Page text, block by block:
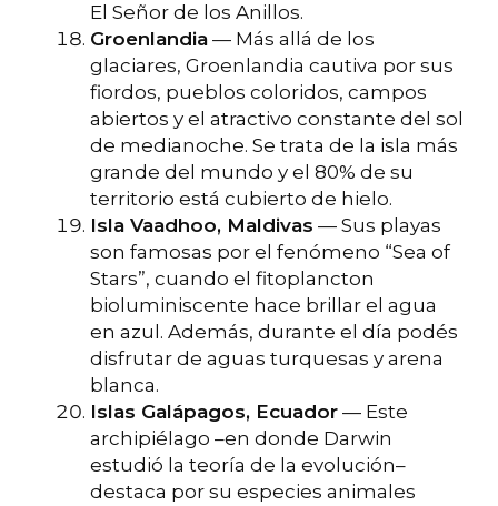
El Señor de los Anillos.
Groenlandia — Más allá de los
glaciares, Groenlandia cautiva por sus
fiordos, pueblos coloridos, campos
abiertos y el atractivo constante del sol
de medianoche. Se trata de la isla más
grande del mundo y el 80% de su
territorio está cubierto de hielo.
Isla Vaadhoo, Maldivas — Sus playas
son famosas por el fenómeno “Sea of
Stars”, cuando el fitoplancton
bioluminiscente hace brillar el agua
en azul. Además, durante el día podés
disfrutar de aguas turquesas y arena
blanca.
Islas Galápagos, Ecuador — Este
archipiélago –en donde Darwin
estudió la teoría de la evolución–
destaca por su especies animales